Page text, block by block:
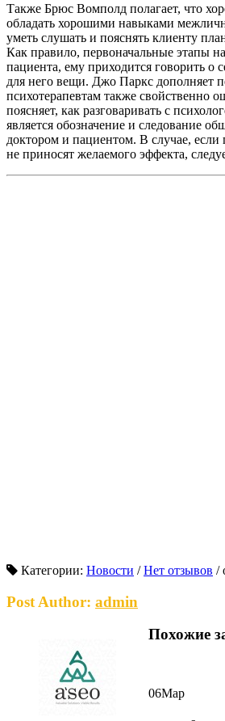
Также Брюс Вомполд полагает, что
обладать хорошими навыками
уметь слушать и пояснять клиенту
Как правило, первоначальные этапы
пациента, ему приходится говорить о
для него вещи. Джо Паркс дополняет
психотерапевтам также свойственно
поясняет, как разговаривать с
является обозначение и следование
доктором и пациентом. В случае,
не приносят желаемого эффекта,
Категории: Новости / Нет отзывов /
Post Author: admin
Похожие
06Мар